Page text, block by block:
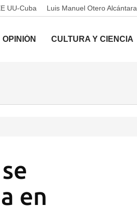
UU-Cuba Luis Manuel Otero Alcántara
OPINIÓN CULTURA Y CIENCIA
en